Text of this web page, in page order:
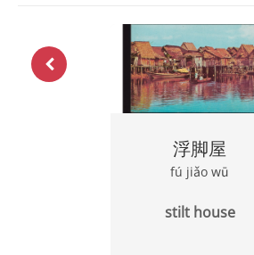
浮脚屋
fú jiǎo wū
stilt house